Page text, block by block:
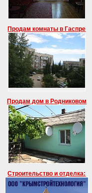
Продам комнаты в Гаспре
Продам дом в Родниковом
Строительство и отделка: